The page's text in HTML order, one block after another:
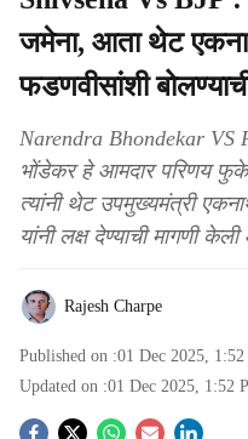
जमेना, आता थेट
फडणवीसांशी
Narendra Bhondekar VS
भोंडेकर हे आमदार परिणय
त्यांनी थेट उपमुख्यमंत्री
यांनी लक्ष देण्याची मागणी
Rajesh Charpe
Published on :01 Dec 2025,
Updated on :01 Dec 2025, 1:52